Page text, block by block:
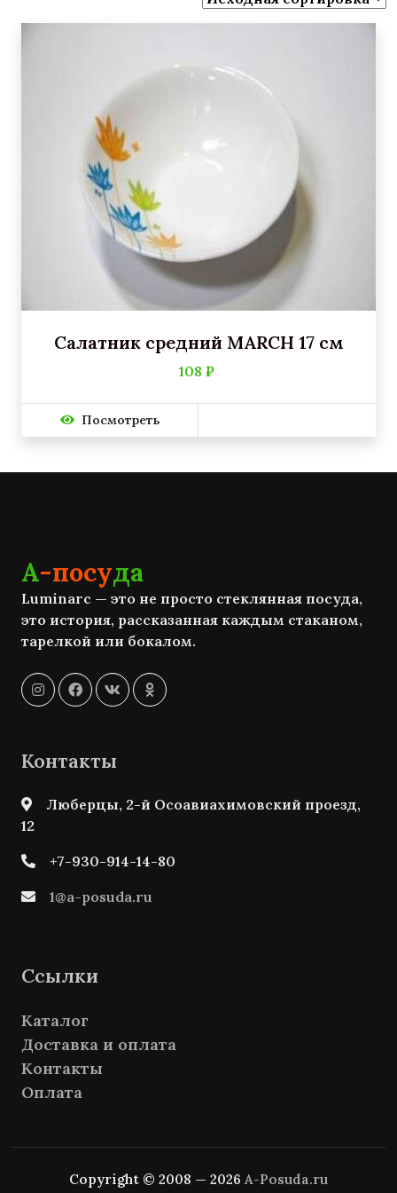
Салатник средний MARCH 17 см
108 ₽
Посмотреть
А-посуда
Luminarc — это не просто стеклянная посуда,
это история, рассказанная каждым стаканом,
тарелкой или бокалом.
Контакты
Люберцы, 2-й Осоавиахимовский проезд,
12
+7-930-914-14-80
1@a-posuda.ru
Ссылки
Каталог
Доставка и оплата
Контакты
Оплата
Copyright © 2008 — 2026 A-Posuda.ru